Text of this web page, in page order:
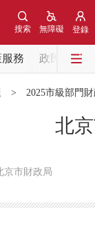
登錄
無障礙
搜索
務
政民互動
> 2025市級部門
北
京市財政局